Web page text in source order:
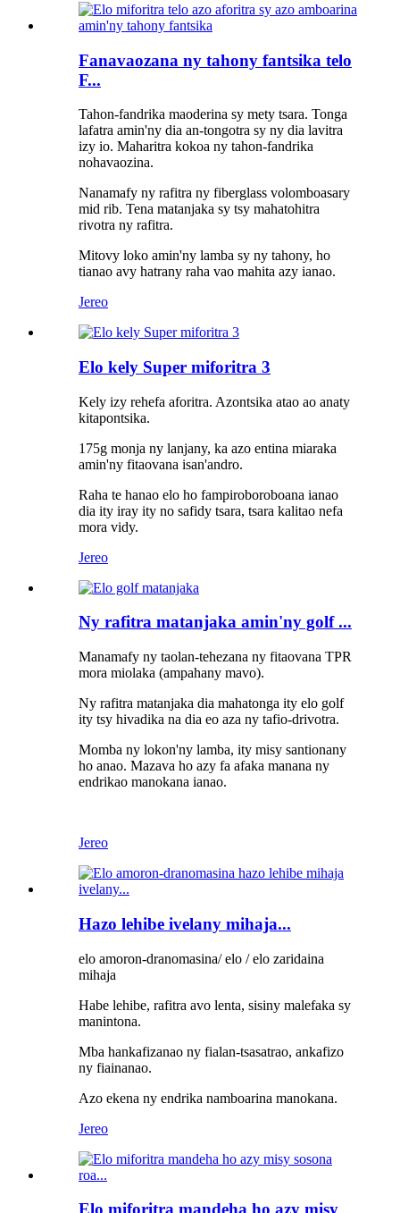
Fanavaozana ny tahony fantsika telo
F...
Tahon-fandrika maoderina sy mety tsara. Tonga
lafatra amin'ny dia an-tongotra sy ny dia lavitra
izy io. Maharitra kokoa ny tahon-fandrika
nohavaozina.
Nanamafy ny rafitra ny fiberglass volomboasary
mid rib. Tena matanjaka sy tsy mahatohitra
rivotra ny rafitra.
Mitovy loko amin'ny lamba sy ny tahony, ho
tianao avy hatrany raha vao mahita azy ianao.
Jereo
Elo kely Super miforitra 3
Kely izy rehefa aforitra. Azontsika atao ao anaty
kitapontsika.
175g monja ny lanjany, ka azo entina miaraka
amin'ny fitaovana isan'andro.
Raha te hanao elo ho fampiroboroboana ianao
dia ity iray ity no safidy tsara, tsara kalitao nefa
mora vidy.
Jereo
Ny rafitra matanjaka amin'ny golf ...
Manamafy ny taolan-tehezana ny fitaovana TPR
mora miolaka (ampahany mavo).
Ny rafitra matanjaka dia mahatonga ity elo golf
ity tsy hivadika na dia eo aza ny tafio-drivotra.
Momba ny lokon'ny lamba, ity misy santionany
ho anao. Mazava ho azy fa afaka manana ny
endrikao manokana ianao.
Jereo
Hazo lehibe ivelany mihaja...
elo amoron-dranomasina/ elo / elo zaridaina
mihaja
Habe lehibe, rafitra avo lenta, sisiny malefaka sy
manintona.
Mba hankafizanao ny fialan-tsasatrao, ankafizo
ny fiainanao.
Azo ekena ny endrika namboarina manokana.
Jereo